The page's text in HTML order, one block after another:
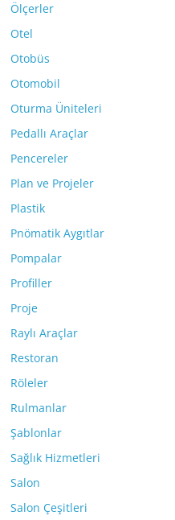
Ölçerler
Otel
Otobüs
Otomobil
Oturma Üniteleri
Pedallı Araçlar
Pencereler
Plan ve Projeler
Plastik
Pnömatik Aygıtlar
Pompalar
Profiller
Proje
Raylı Araçlar
Restoran
Röleler
Rulmanlar
Şablonlar
Sağlık Hizmetleri
Salon
Salon Çeşitleri